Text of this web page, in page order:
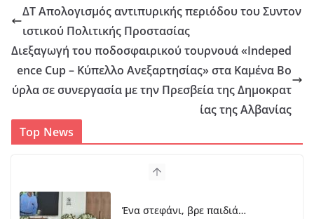
ΔΤ Απολογισμός αντιπυρικής περιόδου του Συντον
ιστικού Πολιτικής Προστασίας
Διεξαγωγή του ποδοσφαιρικού τουρνουά «Indeped
ence Cup – Κύπελλο Ανεξαρτησίας» στα Καμένα Βο
ύρλα σε συνεργασία με την Πρεσβεία της Δημοκρατ
ίας της Αλβανίας
Top News
Ένα στεφάνι, βρε παιδιά…